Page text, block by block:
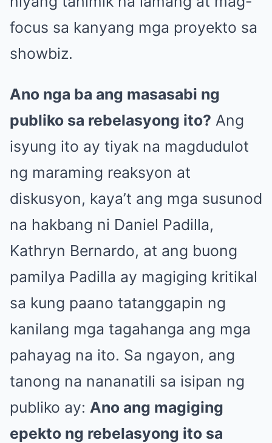
focus sa kanyang mga proyekto sa
showbiz.
Ano nga ba ang masasabi ng
publiko sa rebelasyong ito? Ang
isyung ito ay tiyak na magdudulot
ng maraming reaksyon at
diskusyon, kaya’t ang mga susunod
na hakbang ni Daniel Padilla,
Kathryn Bernardo, at ang buong
pamilya Padilla ay magiging kritikal
sa kung paano tatanggapin ng
kanilang mga tagahanga ang mga
pahayag na ito. Sa ngayon, ang
tanong na nananatili sa isipan ng
publiko ay: Ano ang magiging
epekto ng rebelasyong ito sa